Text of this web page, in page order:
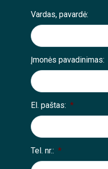
Vardas, pavardė:
Įmonės pavadinimas:
El. paštas: *
Tel. nr.: *